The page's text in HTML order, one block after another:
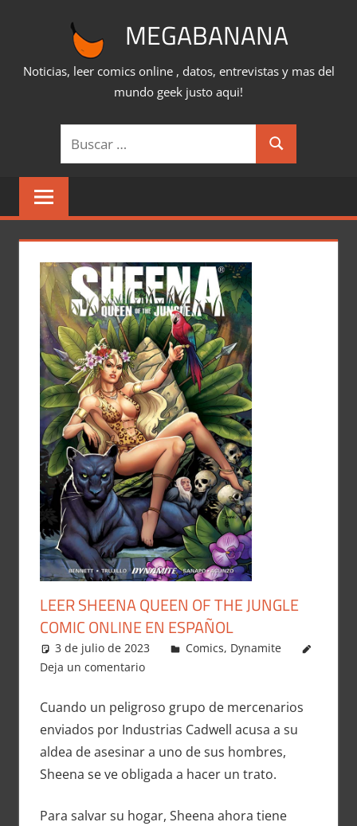
MEGABANANA
Noticias, leer comics online , datos, entrevistas y mas del
mundo geek justo aqui!
Buscar:
Buscar
LEER SHEENA QUEEN OF THE JUNGLE
COMIC ONLINE EN ESPAÑOL
3 de julio de 2023 Carlitox Banana
Comics, Dynamite
Deja un comentario
Cuando un peligroso grupo de mercenarios
enviados por Industrias Cadwell acusa a su
aldea de asesinar a uno de sus hombres,
Sheena se ve obligada a hacer un trato.
Para salvar su hogar, Sheena ahora tiene